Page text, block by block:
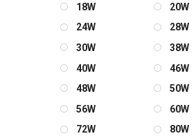
18W
20W
24W
28W
30W
38W
40W
46W
48W
50W
56W
60W
72W
80W